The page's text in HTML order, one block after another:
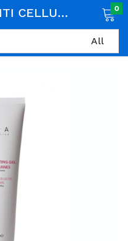
KUORA GEL ANTI CELLULITE BIOMEMBRANES 0